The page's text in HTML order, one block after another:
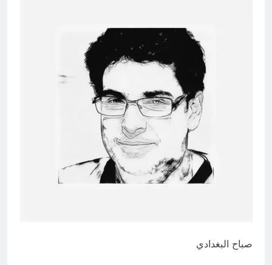
لأزمة الكهرباء في العراق
6 ساعات Ago
صباح البغدادي